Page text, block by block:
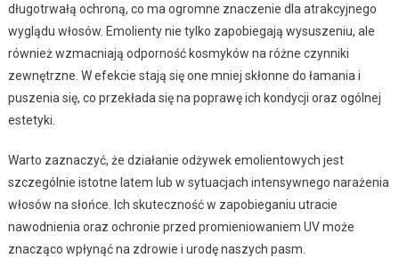
długotrwałą ochroną, co ma ogromne znaczenie dla atrakcyjnego
wyglądu włosów. Emolienty nie tylko zapobiegają wysuszeniu, ale
również wzmacniają odporność kosmyków na różne czynniki
zewnętrzne. W efekcie stają się one mniej skłonne do łamania i
puszenia się, co przekłada się na poprawę ich kondycji oraz ogólnej
estetyki.
Warto zaznaczyć, że działanie odżywek emolientowych jest
szczególnie istotne latem lub w sytuacjach intensywnego narażenia
włosów na słońce. Ich skuteczność w zapobieganiu utracie
nawodnienia oraz ochronie przed promieniowaniem UV może
znacząco wpłynąć na zdrowie i urodę naszych pasm.